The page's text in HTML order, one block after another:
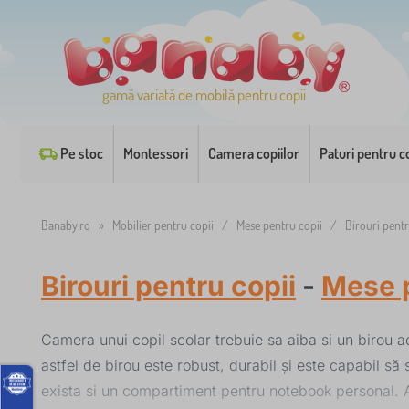
gamă variată de mobilă pentru copii
Pe stoc Montessori Camera copiilor Paturi pentru
Banaby.ro » Mobilier pentru copii / Mese pentru copii / Birouri
Birouri pentru copii - Mese
Camera unui copil scolar trebuie sa aiba si un birou
astfel de birou este robust, durabil și este capabil
exista si un compartiment pentru notebook